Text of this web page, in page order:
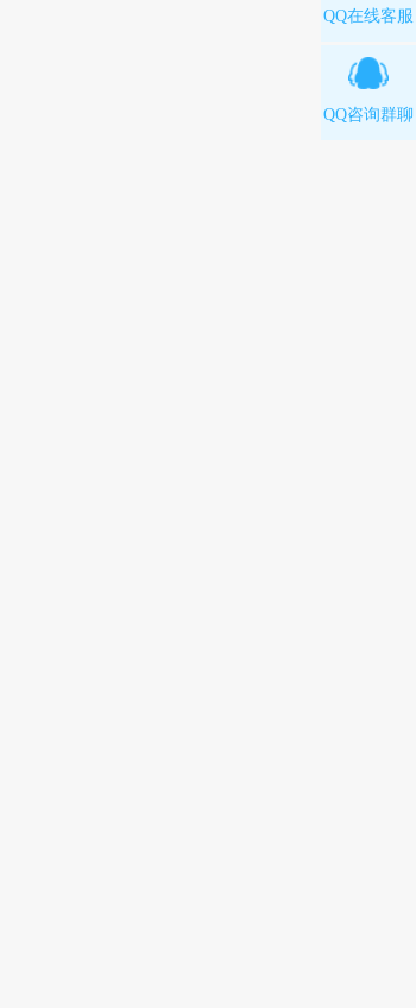
QQ在线客服
QQ咨询群聊